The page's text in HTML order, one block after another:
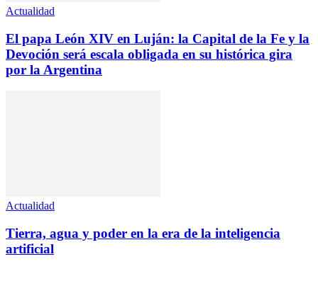
Actualidad
El papa León XIV en Luján: la Capital de la Fe y la
Devoción será escala obligada en su histórica gira
por la Argentina
Actualidad
Tierra, agua y poder en la era de la inteligencia
artificial